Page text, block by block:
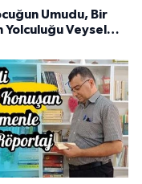
Umudu, Bir
Veysel